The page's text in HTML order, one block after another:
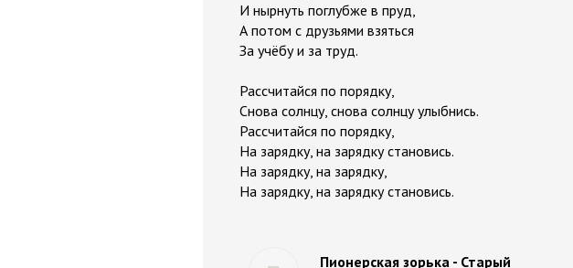
И нырнуть поглубже в пруд,
А потом с друзьями взяться
За учёбу и за труд.
Рассчитайся по порядку,
Снова солнцу, снова солнцу улыбнись.
Рассчитайся по порядку,
На зарядку, на зарядку становись.
На зарядку, на зарядку,
На зарядку, на зарядку становись.
Пионерская зорька - Старый